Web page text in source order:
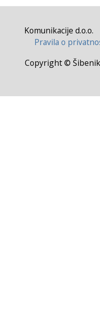
Komunikacije d.o.o.
Pravila o
Copyright ©